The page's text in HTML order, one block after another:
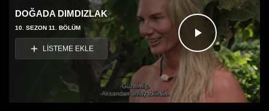
Videoyu
Oynat
DOĞADA DIMDIZLAK
10. SEZON 11. BÖLÜM
LİSTEME EKLE